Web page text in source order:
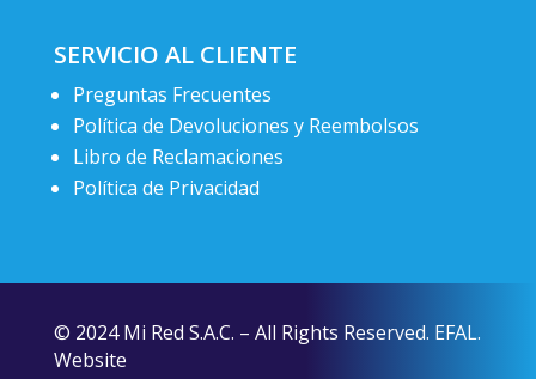
SERVICIO AL CLIENTE
Preguntas Frecuentes
Política de Devoluciones y Reembolsos
Libro de Reclamaciones
Política de Privacidad
© 2024 Mi Red S.A.C. – All Rights Reserved. EFAL.
Website